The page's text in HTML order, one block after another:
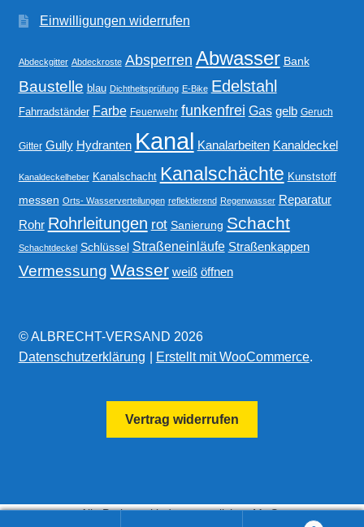
Einwilligungen widerrufen
Abdeckgitter Abdeckroste Absperren Abwasser Bank
Baustelle blau Dichtheitsprüfung E-Bike Edelstahl
Fahrradständer Farbe Feuerwehr funkenfrei Gas gelb Geruch
Gitter Gully Hydranten Kanal Kanalarbeiten Kanaldeckel
Kanaldeckelheber Kanalschacht Kanalschächte Kunststoff
messen Orts- Wasserverteilungen reflektierend Regenwasser Reparatur
Rohr Rohrleitungen rot Sanierung Schacht
Schachtdeckel Schlüssel Straßeneinläufe Straßenkappen
Vermessung Wasser weiß öffnen
© ALBRECHT-VERSAND 2026
Datenschutzerklärung
Erstellt mit WooCommerce.
Vertrag widerrufen
Alle Preise exkl. der gesetzlichen MwSt.